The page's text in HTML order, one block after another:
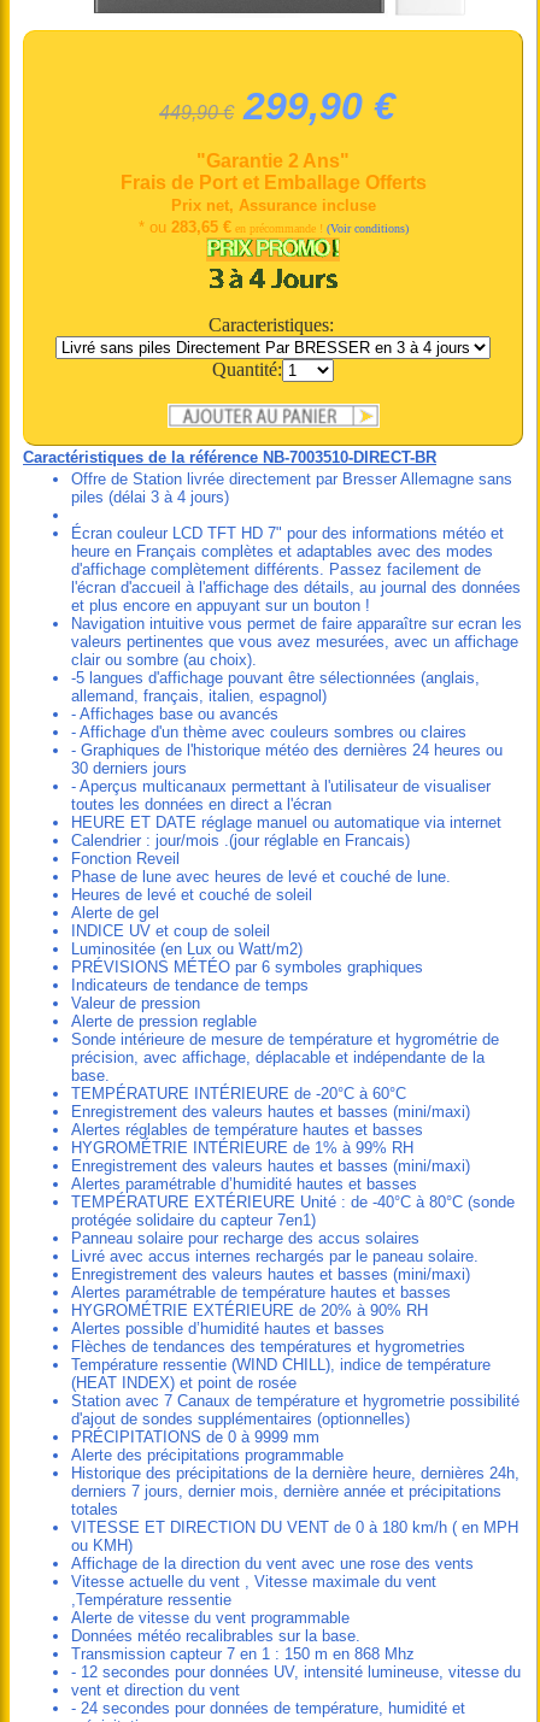
449,90 € 299,90 €
"Garantie 2 Ans"
Frais de Port et Emballage Offerts
Prix net, Assurance incluse
* ou 283,65 €en précommande ! (Voir conditions)
Caracteristiques:
Quantité:
Caractéristiques de la référence NB-7003510-DIRECT-BR
Offre de Station livrée directement par Bresser Allemagne sans
piles (délai 3 à 4 jours)
Écran couleur LCD TFT HD 7" pour des informations météo et
heure en Français complètes et adaptables avec des modes
d'affichage complètement différents. Passez facilement de
l'écran d'accueil à l'affichage des détails, au journal des données
et plus encore en appuyant sur un bouton !
Navigation intuitive vous permet de faire apparaître sur ecran les
valeurs pertinentes que vous avez mesurées, avec un affichage
clair ou sombre (au choix).
-5 langues d'affichage pouvant être sélectionnées (anglais,
allemand, français, italien, espagnol)
- Affichages base ou avancés
- Affichage d'un thème avec couleurs sombres ou claires
- Graphiques de l'historique météo des dernières 24 heures ou
30 derniers jours
- Aperçus multicanaux permettant à l'utilisateur de visualiser
toutes les données en direct a l'écran
HEURE ET DATE réglage manuel ou automatique via internet
Calendrier : jour/mois .(jour réglable en Francais)
Fonction Reveil
Phase de lune avec heures de levé et couché de lune.
Heures de levé et couché de soleil
Alerte de gel
INDICE UV et coup de soleil
Luminositée (en Lux ou Watt/m2)
PRÉVISIONS MÉTÉO par 6 symboles graphiques
Indicateurs de tendance de temps
Valeur de pression
Alerte de pression reglable
Sonde intérieure de mesure de température et hygrométrie de
précision, avec affichage, déplacable et indépendante de la
base.
TEMPÉRATURE INTÉRIEURE de -20°C à 60°C
Enregistrement des valeurs hautes et basses (mini/maxi)
Alertes réglables de température hautes et basses
HYGROMÉTRIE INTÉRIEURE de 1% à 99% RH
Enregistrement des valeurs hautes et basses (mini/maxi)
Alertes paramétrable d’humidité hautes et basses
TEMPÉRATURE EXTÉRIEURE Unité : de -40°C à 80°C (sonde
protégée solidaire du capteur 7en1)
Panneau solaire pour recharge des accus solaires
Livré avec accus internes rechargés par le paneau solaire.
Enregistrement des valeurs hautes et basses (mini/maxi)
Alertes paramétrable de température hautes et basses
HYGROMÉTRIE EXTÉRIEURE de 20% à 90% RH
Alertes possible d’humidité hautes et basses
Flèches de tendances des températures et hygrometries
Température ressentie (WIND CHILL), indice de température
(HEAT INDEX) et point de rosée
Station avec 7 Canaux de température et hygrometrie possibilité
d'ajout de sondes supplémentaires (optionnelles)
PRÉCIPITATIONS de 0 à 9999 mm
Alerte des précipitations programmable
Historique des précipitations de la dernière heure, dernières 24h,
derniers 7 jours, dernier mois, dernière année et précipitations
totales
VITESSE ET DIRECTION DU VENT de 0 à 180 km/h ( en MPH
ou KMH)
Affichage de la direction du vent avec une rose des vents
Vitesse actuelle du vent , Vitesse maximale du vent
,Température ressentie
Alerte de vitesse du vent programmable
Données météo recalibrables sur la base.
Transmission capteur 7 en 1 : 150 m en 868 Mhz
- 12 secondes pour données UV, intensité lumineuse, vitesse du
vent et direction du vent
- 24 secondes pour données de température, humidité et